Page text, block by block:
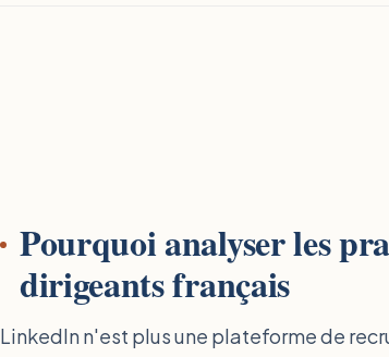
Pourquoi analyser les
dirigeants français
LinkedIn n'est plus une plateforme de